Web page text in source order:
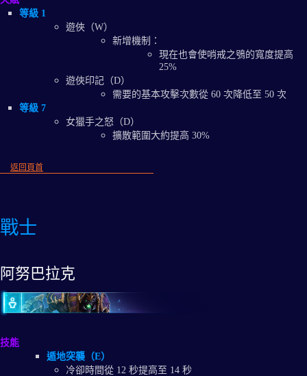
等級 1
遊俠（W）
新增機制：
現在也會使哨戒之鴞的寬度提高
25%
遊俠印記（D）
需要的基本攻擊次數從 60 次降低至 50 次
等級 7
女獵手之怒（D）
擴散範圍大約提高 30%
返回頁首
戰士
阿努巴拉克
技能
遁地突襲（E）
冷卻時間從 12 秒提高至 14 秒